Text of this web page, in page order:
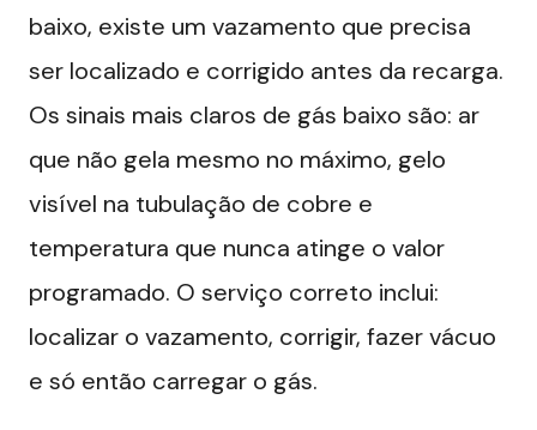
baixo, existe um vazamento que precisa
ser localizado e corrigido antes da recarga.
Os sinais mais claros de gás baixo são: ar
que não gela mesmo no máximo, gelo
visível na tubulação de cobre e
temperatura que nunca atinge o valor
programado. O serviço correto inclui:
localizar o vazamento, corrigir, fazer vácuo
e só então carregar o gás.